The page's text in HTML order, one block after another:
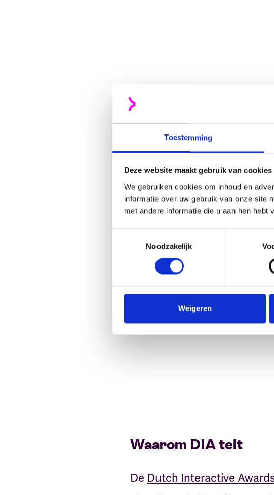
Toestemming
Deze website maakt gebruik van cookies
We gebruiken cookies om inhoud en
informatie over uw gebruik van onze site
met andere informatie die u aan hen
Noodzakelijk
Weigeren
Waarom DIA telt
De Dutch Interactive